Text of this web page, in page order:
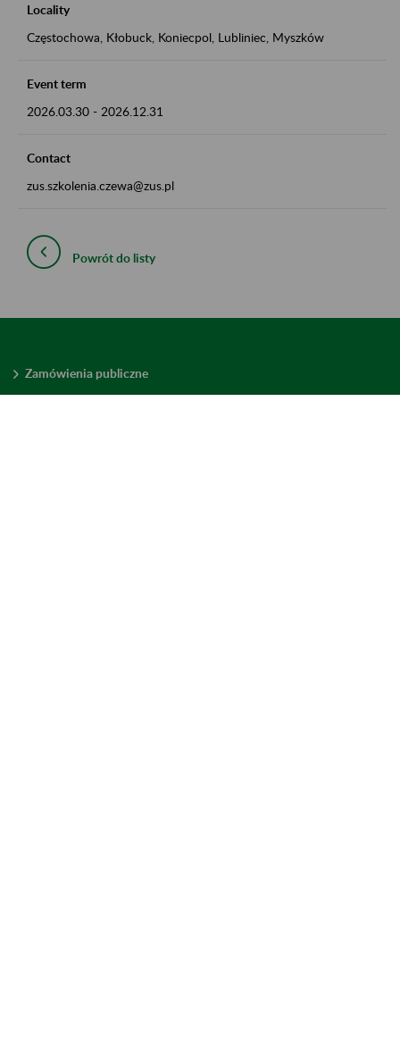
Locality
Częstochowa, Kłobuck, Koniecpol, Lubliniec, Myszków
Event term
2026.03.30 - 2026.12.31
Contact
zus.szkolenia.czewa@zus.pl
Powrót do listy
Zamówienia publiczne